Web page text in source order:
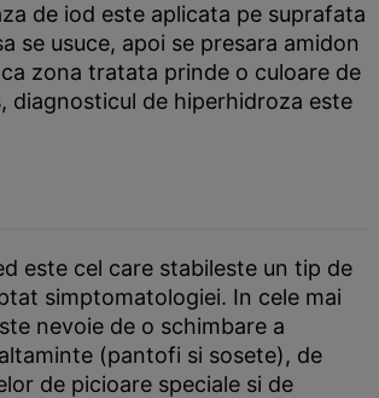
de iod este aplicata pe suprafata
se usuce, apoi se presara amidon
zona tratata prinde o culoare de
diagnosticul de hiperhidroza este
este cel care stabileste un tip de
simptomatologiei. In cele mai
nevoie de o schimbare a
(pantofi si sosete), de
de picioare speciale si de